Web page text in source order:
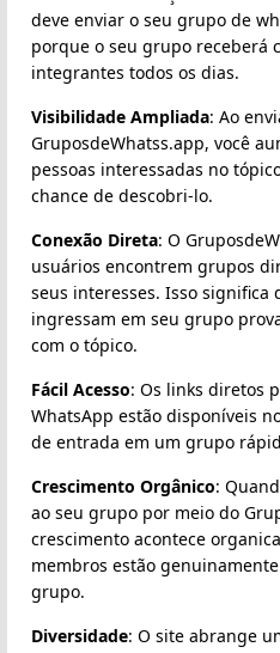
deve enviar o seu grupo de
porque o seu grupo receberá
integrantes todos os dias.
Visibilidade Ampliada: Ao
GruposdeWhatss.app, você
pessoas interessadas no
chance de descobri-lo.
Conexão Direta: O
usuários encontrem grupos
seus interesses. Isso significa
ingressam em seu grupo
com o tópico.
Fácil Acesso: Os links diretos
WhatsApp estão disponíveis
de entrada em um grupo
Crescimento Orgânico:
ao seu grupo por meio do
crescimento acontece
membros estão
grupo.
Diversidade: O site abrange